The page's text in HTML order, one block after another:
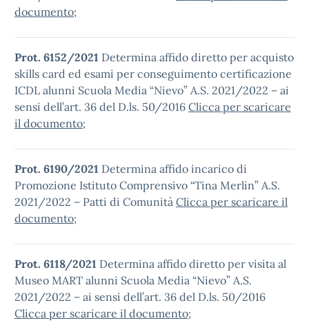
documento;
Prot. 6152/2021 Determina affido diretto per acquisto
skills card ed esami per conseguimento certificazione
ICDL alunni Scuola Media “Nievo” A.S. 2021/2022 – ai
sensi dell’art. 36 del D.ls. 50/2016 Clicca per scaricare
il documento;
Prot. 6190/2021 Determina affido incarico di
Promozione Istituto Comprensivo “Tina Merlin” A.S.
2021/2022 – Patti di Comunità Clicca per scaricare il
documento;
Prot. 6118/2021 Determina affido diretto per visita al
Museo MART alunni Scuola Media “Nievo” A.S.
2021/2022 – ai sensi dell’art. 36 del D.ls. 50/2016
Clicca per scaricare il documento;